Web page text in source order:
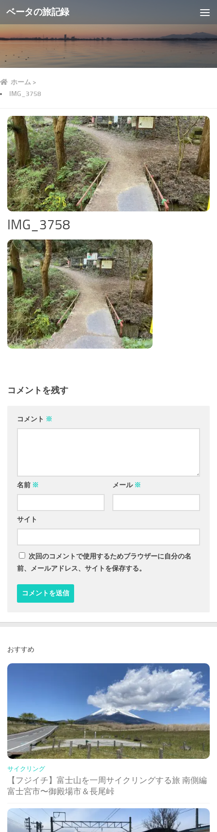
ベータの旅記録
ホーム >
IMG_3758
IMG_3758
コメントを残す
コメント ※
名前 ※ メール ※
サイト
次回のコメントで使用するためブラウザーに自分の名
前、メールアドレス、サイトを保存する。
おすすめ
サイクリング
【フジイチ】富士山を一周サイクリングする旅 南側編
富士宮市〜御殿場市＆長尾峠